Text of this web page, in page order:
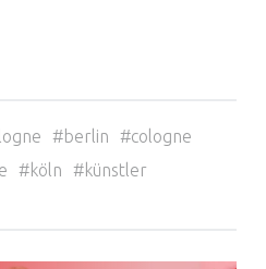
berlin
cologne
köln
künstler